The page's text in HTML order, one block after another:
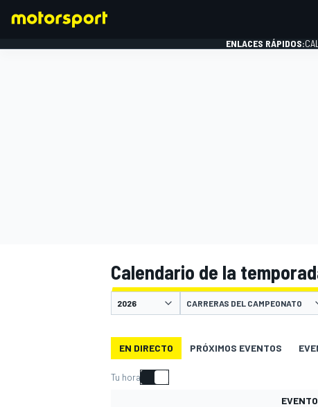
INDYCAR
ENLACES RÁPIDOS:
Calendario de la
CARRERAS DEL CAMPEONATO
EN DIRECTO PRÓXIMOS EVENTOS
Tu hora
EVENTO